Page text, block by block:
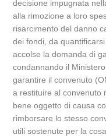
decisione impugnata
alla rimozione a loro
risarcimento del danno
dei fondi, da
accolse la domanda di
condannando il
garantire il convenuto
a restituire al convenuto
bene oggetto di causa
rimborsare lo stesso
utili sostenute per la